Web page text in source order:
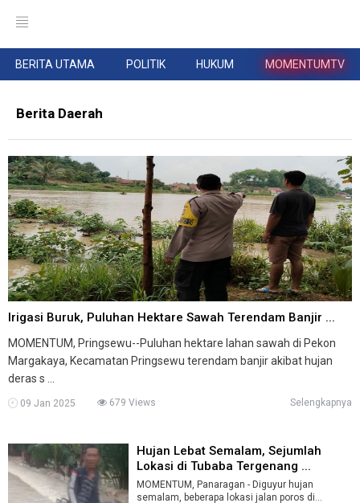
BERITA UTAMA POLITIK HUKUM MOMENTUMTV
Berita Daerah
Irigasi Buruk, Puluhan Hektare Sawah Terendam Banjir ...
MOMENTUM, Pringsewu--Puluhan hektare lahan sawah di Pekon
Margakaya, Kecamatan Pringsewu terendam banjir akibat hujan
deras s ...
09 Jan 2025 679 Views Selengkapnya
Hujan Lebat Semalam, Sejumlah
Lokasi di Tubaba Tergenang ...
MOMENTUM, Panaragan - Diguyur hujan
semalam, beberapa lokasi jalan poros di